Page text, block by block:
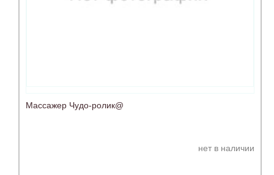
Массажер Чудо-ролик@
нет в наличии